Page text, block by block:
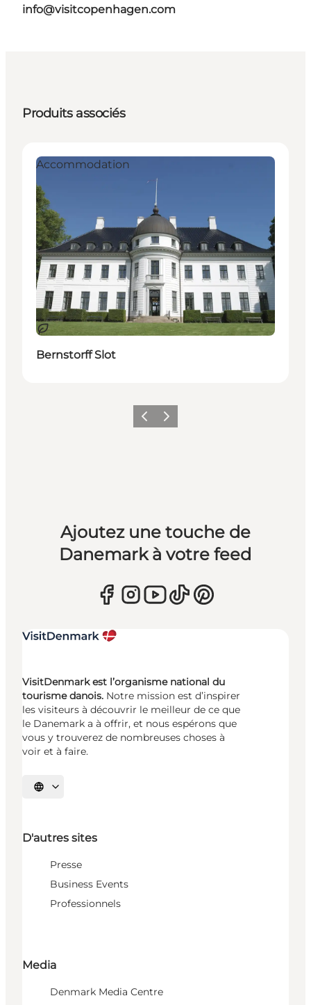
info@visitcopenhagen.com
Produits associés
Durable
Accommodation
Bernstorff Slot
PrécédentSuivant
Ajoutez une touche de
Danemark à votre feed
VisitDenmark est l’organisme national du
tourisme danois. Notre mission est d’inspirer
les visiteurs à découvrir le meilleur de ce que
le Danemark a à offrir, et nous espérons que
vous y trouverez de nombreuses choses à
voir et à faire.
Choisissez la langue
D'autres sites
Presse
Business Events
Professionnels
Media
Denmark Media Centre